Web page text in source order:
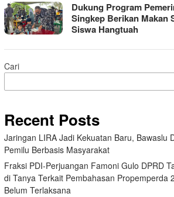
Dukung Program
Singkep Berikan Makan
Siswa Hangtuah
Cari
Recent Posts
Jaringan LIRA Jadi Kekuatan Baru, Bawaslu
Pemilu Berbasis Masyarakat
Fraksi PDI-Perjuangan Famoni Gulo DPRD
di Tanya Terkait Pembahasan Propemperda
Belum Terlaksana